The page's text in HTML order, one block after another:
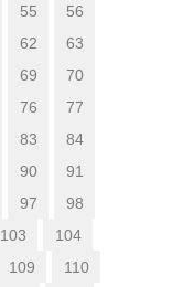
55
56
62
63
69
70
76
77
83
84
90
91
97
98
103
104
109
110